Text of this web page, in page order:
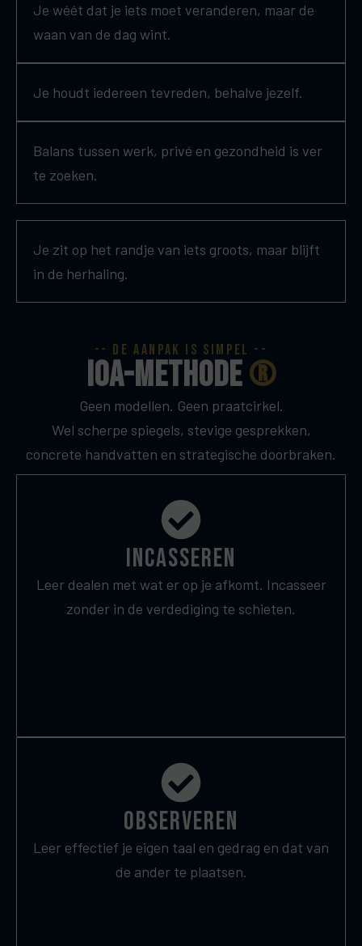
Je wéét dat je iets moet veranderen, maar de
waan van de dag wint.
Je houdt iedereen tevreden, behalve jezelf.
Balans tussen werk, privé en gezondheid is ver
te zoeken.
Je zit op het randje van iets groots, maar blijft
in de herhaling.
-- De aanpak is simpel --
IOA-Methode®
Geen modellen. Geen praatcirkel.
Wel scherpe spiegels, stevige gesprekken,
concrete handvatten en strategische doorbraken.
incasseren
Leer dealen met wat er op je afkomt. Incasseer
zonder in de verdediging te schieten.
observeren
Leer effectief je eigen taal en gedrag en dat van
de ander te plaatsen.